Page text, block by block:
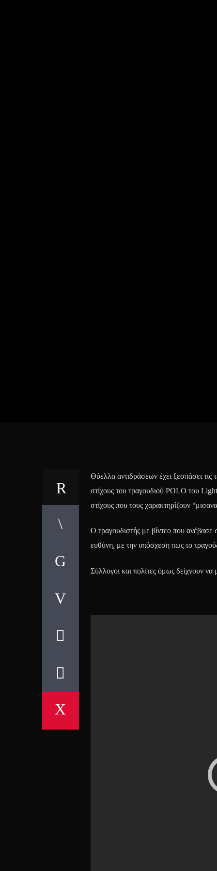
Θύελλα αντιδράσεων έχει ξεσπάσει τις
στίχους του τραγουδιού POLO του
στίχους που τους χαρακτηρίζουν
Ο τραγουδιστής με βίντεο που
ευθύνη, με την υπόσχεση πως το
Σύλλογοι και πολίτες όμως δείχνουν